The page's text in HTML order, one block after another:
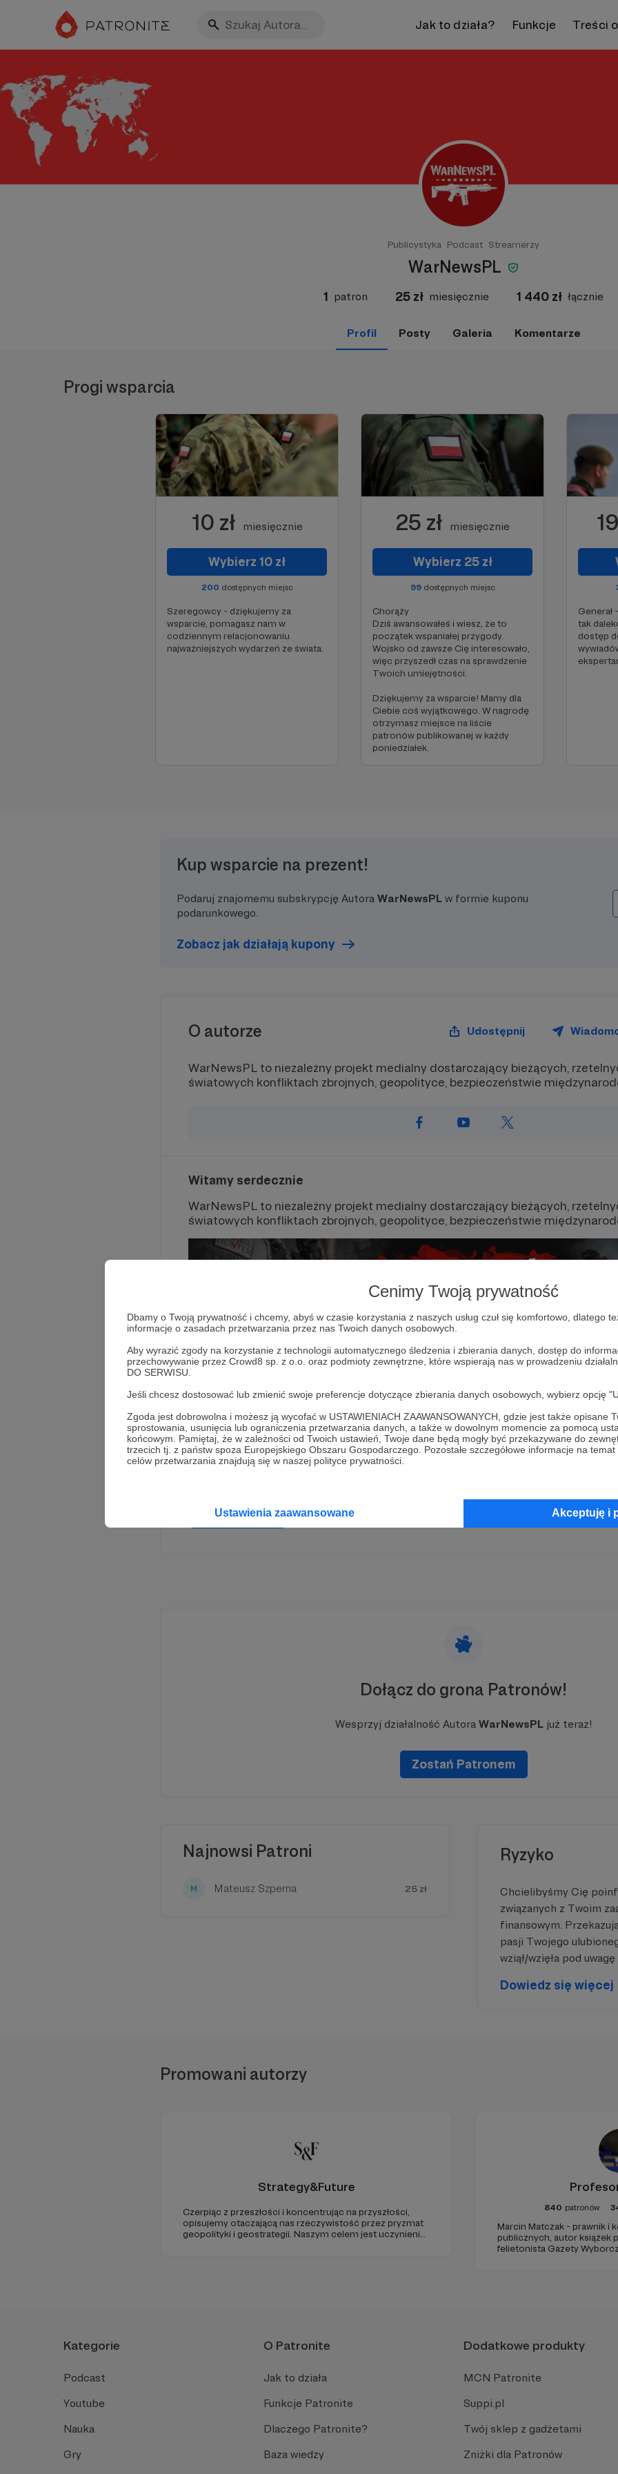
Cenimy Twoją prywatność
Dbamy o Twoją prywatność i chcemy, abyś w czasie korzystania z naszych usług czuł się komfortowo, dlatego
informacje o zasadach przetwarzania przez nas Twoich danych osobowych.
Aby wyrazić zgody na korzystanie z technologii automatycznego śledzenia i zbierania danych, dostęp do
przechowywanie przez Crowd8 sp. z o.o. oraz podmioty zewnętrzne, które wspierają nas w prowadzeniu
DO SERWISU.
Jeśli chcesz dostosować lub zmienić swoje preferencje dotyczące zbierania danych osobowych, wybierz opcję
Zgoda jest dobrowolna i możesz ją wycofać w USTAWIENIACH ZAAWANSOWANYCH, gdzie jest także opisane
sprostowania, usunięcia lub ograniczenia przetwarzania danych, a także w dowolnym momencie za pomocą
końcowym. Pamiętaj, że w zależności od Twoich ustawień, Twoje dane będą mogły być przekazywane do
trzecich tj. z państw spoza Europejskiego Obszaru Gospodarczego. Pozostałe szczegółowe informacje na
celów przetwarzania znajdują się w naszej polityce prywatności.
Ustawienia zaawansowane Akceptuję i
Jak to działa? Funkcje Treści
Publicystyka Podcast Streamerzy
WarNewsPL
1 patron 25 zł miesięcznie 1 440 zł łącznie
Profil Posty Galeria Komentarze
Progi wsparcia
10 zł miesięcznie
Wybierz 10 zł
200 dostępnych miejsc
Szeregowcy - dziękujemy za
wsparcie, pomagasz nam w
codziennym relacjonowaniu
najważniejszych wydarzeń ze świata.
25 zł miesięcznie
Wybierz 25 zł
99dostępnych miejsc
Chorąży
Dziś awansowałeś i wiesz, że to
początek wspaniałej przygody.
Wojsko od zawsze Cię interesowało,
więc przyszedł czas na sprawdzenie
Twoich umiejętności.
Dziękujemy za wsparcie! Mamy dla
Ciebie coś wyjątkowego. W nagrodę
otrzymasz miejsce na liście
patronów publikowanej w każdy
poniedziałek.
Generał
tak
dostęp
Kup wsparcie na prezent!
Podaruj znajomemu subskrypcję Autora WarNewsPL w formie kuponu
podarunkowego.
Zobacz jak działają kupony
O autorze Udostępnij
WarNewsPL to niezależny projekt medialny dostarczający bieżących,
światowych konfliktach zbrojnych, geopolityce, bezpieczeństwie
Witamy serdecznie
WarNewsPL to niezależny projekt medialny dostarczający bieżących,
światowych konfliktach zbrojnych, geopolityce, bezpieczeństwie
X
Od lutego 2022 roku codziennie relacjonujemy najważniejsze wydarzenia
Twitter) śledzi ponad 450 tysięcy obserwujących, a wpisy regularnie
użytkowników.
Rozwiń opis
Dołącz do grona Patronów!
Wesprzyj działalność Autora WarNewsPLjuż teraz!
Zostań Patronem
Najnowsi Patroni
Mateusz Szperna 25 zł
Ryzyko
Chcielibyśmy Cię
związanych z Twoim
finansowym.
pasji Twojego
wziął/wzięła pod
Dowiedz się więcej
Promowani autorzy
Strategy&Future
Czerpiąc z przeszłości i koncentrując na przyszłości,
opisujemy otaczającą nas rzeczywistość przez pryzmat
geopolityki i geostrategii. Naszym celem jest uczynienie
840 patronów
Marcin Matczak - prawnik i
publicznych, autor książek
felietonista Gazety
Kategorie
Podcast
Youtube
Nauka
Gry
O Patronite
Jak to działa
Funkcje Patronite
Dlaczego Patronite?
Baza wiedzy
Dodatkowe produkty
MCN Patronite
Suppi.pl
Twój sklep z gadżetami
Zniżki dla Patronów